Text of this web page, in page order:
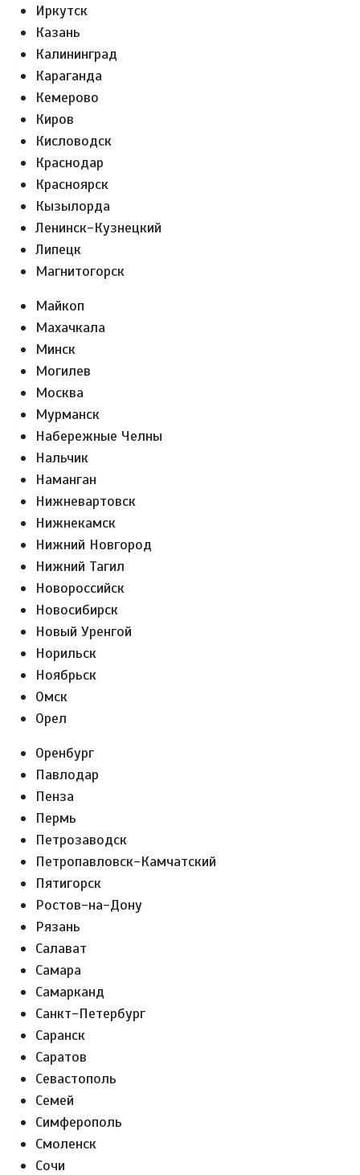
Иркутск
Казань
Калининград
Караганда
Кемерово
Киров
Кисловодск
Краснодар
Красноярск
Кызылорда
Ленинск-Кузнецкий
Липецк
Магнитогорск
Майкоп
Махачкала
Минск
Могилев
Москва
Мурманск
Набережные Челны
Нальчик
Наманган
Нижневартовск
Нижнекамск
Нижний Новгород
Нижний Тагил
Новороссийск
Новосибирск
Новый Уренгой
Норильск
Ноябрьск
Омск
Орел
Оренбург
Павлодар
Пенза
Пермь
Петрозаводск
Петропавловск-Камчатский
Пятигорск
Ростов-на-Дону
Рязань
Салават
Самара
Самарканд
Санкт-Петербург
Саранск
Саратов
Севастополь
Семей
Симферополь
Смоленск
Сочи